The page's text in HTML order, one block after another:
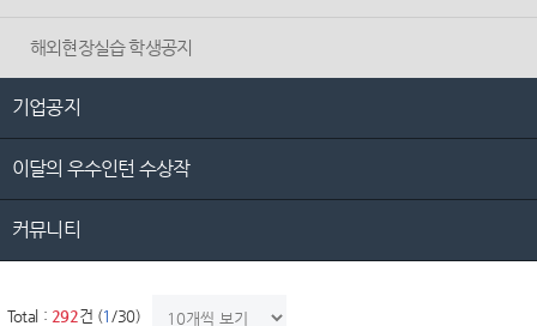
해외현장실습 학생공지
기업공지
이달의 우수인턴 수상작
커뮤니티
Total : 292건 (1 /30)